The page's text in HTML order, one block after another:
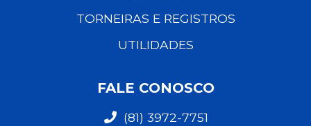
TORNEIRAS E REGISTROS
UTILIDADES
FALE CONOSCO
(81) 3972-7751